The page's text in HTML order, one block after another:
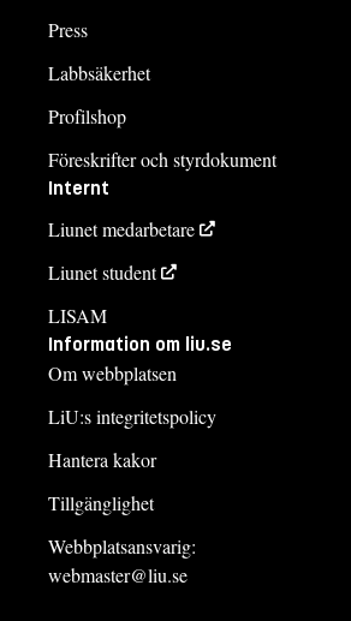
Press
Labbsäkerhet
Profilshop
Föreskrifter och styrdokument
Internt
Liunet medarbetare
Liunet student
LISAM
Information om liu.se
Om webbplatsen
LiU:s integritetspolicy
Hantera kakor
Tillgänglighet
Webbplatsansvarig:
webmaster@liu.se